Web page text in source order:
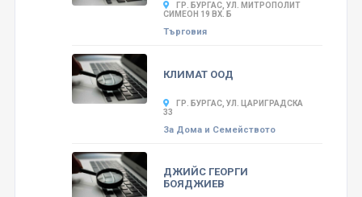
ГР. БУРГАС, УЛ. МИТРОПОЛИТ
СИМЕОН 19 ВХ. Б
Търговия
КЛИМАТ ООД
ГР. БУРГАС, УЛ. ЦАРИГРАДСКА
33
За Дома и Семейството
ДЖИЙС ГЕОРГИ
БОЯДЖИЕВ